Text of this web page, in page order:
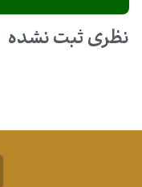
نظری ثبت نشده